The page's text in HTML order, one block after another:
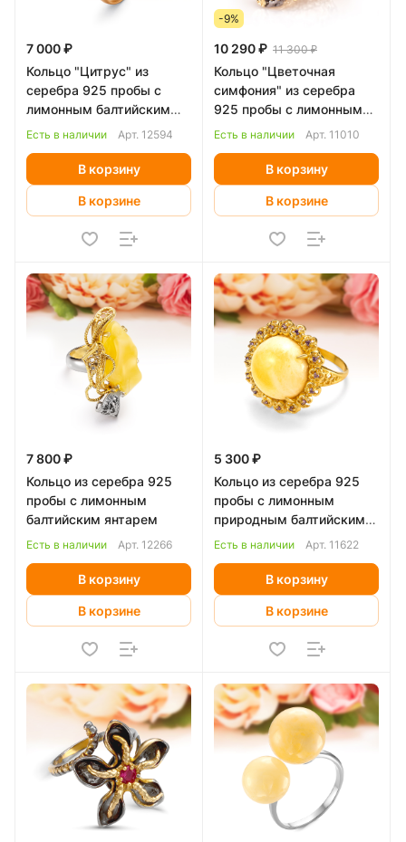
7 000 ₽
Кольцо "Цитрус" из
серебра 925 пробы с
лимонным балтийским
янтарем
Есть в наличии Арт. 12594
В корзину
В корзине
-9%
10 290 ₽ 11 300 ₽
Кольцо "Цветочная
симфония" из серебра
925 пробы с лимонным
янтарем
Есть в наличии Арт. 11010
В корзину
В корзине
7 800 ₽
Кольцо из серебра 925
пробы с лимонным
балтийским янтарем
Есть в наличии Арт. 12266
В корзину
В корзине
5 300 ₽
Кольцо из серебра 925
пробы с лимонным
природным балтийским
янтарем
Есть в наличии Арт. 11622
В корзину
В корзине